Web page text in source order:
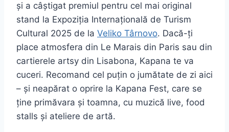
și a câștigat premiul pentru cel mai original
stand la Expoziția Internațională de Turism
Cultural 2025 de la Veliko Târnovo. Dacă-ți
place atmosfera din Le Marais din Paris sau din
cartierele artsy din Lisabona, Kapana te va
cuceri. Recomand cel puțin o jumătate de zi aici
– și neapărat o oprire la Kapana Fest, care se
ține primăvara și toamna, cu muzică live, food
stalls și ateliere de artă.